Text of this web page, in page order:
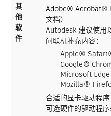
其
他
软
件
Adobe® Acrobat®
文档）
Autodesk 建议使用
问联机补充内容：
Apple®
Google®
Microsoft Edge
Mozilla®
合适的显卡驱动程序
可选硬件的驱动程